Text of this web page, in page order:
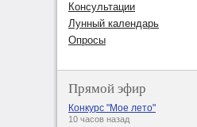
Консультации
Лунный календарь
Опросы
Прямой эфир
Конкурс "Мое лето"
10 часов назад